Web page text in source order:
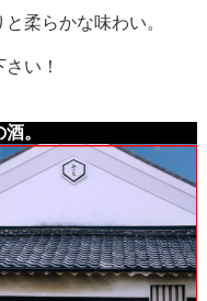
柔らかな味わい。
い！
。